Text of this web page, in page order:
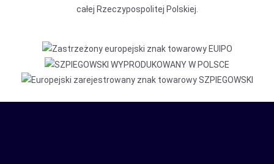
całej Rzeczypospolitej Polskiej.